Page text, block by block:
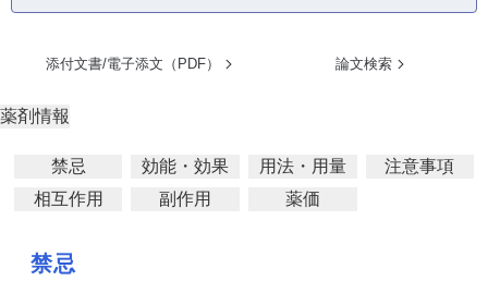
添付文書/電子添文（PDF） 論文検索
薬剤情報
禁忌 効能・効果 用法・用量
注意事項
相互作用
副作用 薬価
禁忌